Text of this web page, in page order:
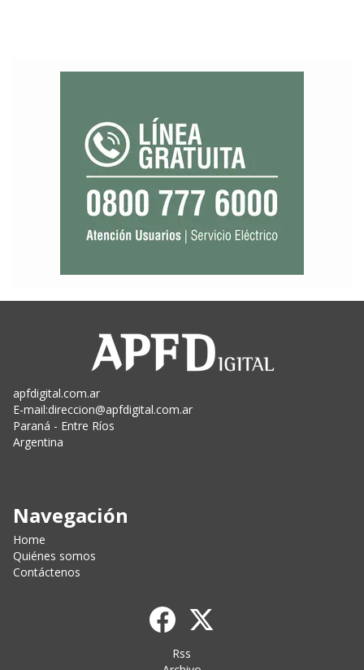
apfdigital.com.ar
E-mail:direccion@apfdigital.com.ar
Paraná - Entre Ríos
Argentina
Navegación
Home
Quiénes somos
Contáctenos
Rss